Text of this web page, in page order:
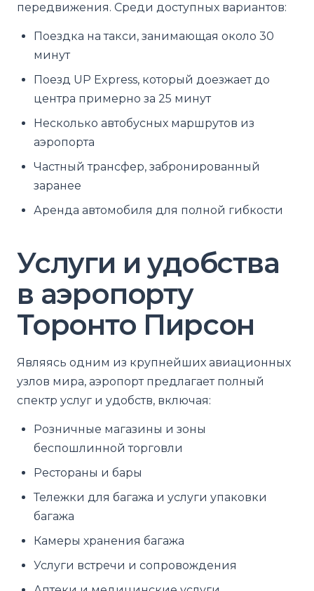
передвижения. Среди доступных вариантов:
Поездка на такси, занимающая около 30
минут
Поезд UP Express, который доезжает до
центра примерно за 25 минут
Несколько автобусных маршрутов из
аэропорта
Частный трансфер, забронированный
заранее
Аренда автомобиля для полной гибкости
Услуги и удобства
в аэропорту
Торонто Пирсон
Являясь одним из крупнейших авиационных
узлов мира, аэропорт предлагает полный
спектр услуг и удобств, включая:
Розничные магазины и зоны
беспошлинной торговли
Рестораны и бары
Тележки для багажа и услуги упаковки
багажа
Камеры хранения багажа
Услуги встречи и сопровождения